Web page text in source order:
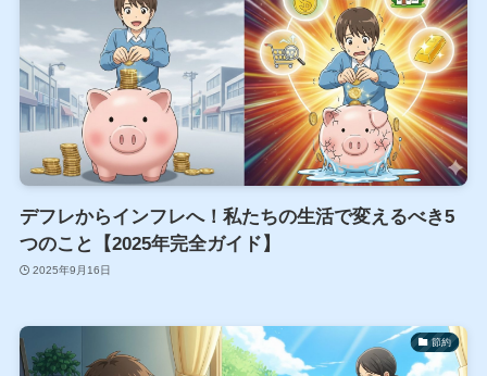
デフレからインフレへ！私たちの生活で変えるべき5
つのこと【2025年完全ガイド】
2025年9月16日
節約